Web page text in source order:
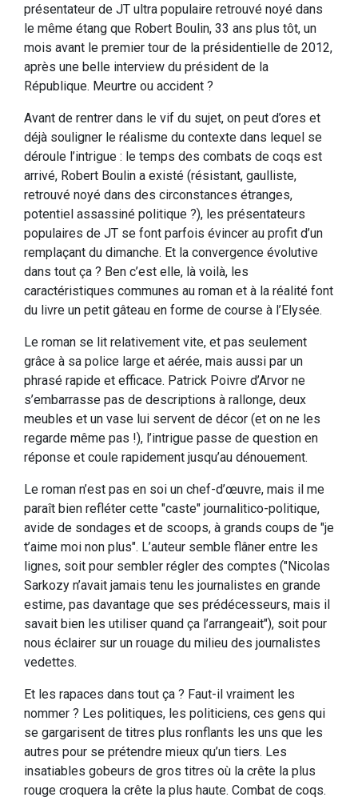
présentateur de JT ultra populaire retrouvé noyé dans
le même étang que Robert Boulin, 33 ans plus tôt, un
mois avant le premier tour de la présidentielle de 2012,
après une belle interview du président de la
République. Meurtre ou accident ?
Avant de rentrer dans le vif du sujet, on peut d’ores et
déjà souligner le réalisme du contexte dans lequel se
déroule l’intrigue : le temps des combats de coqs est
arrivé, Robert Boulin a existé (résistant, gaulliste,
retrouvé noyé dans des circonstances étranges,
potentiel assassiné politique ?), les présentateurs
populaires de JT se font parfois évincer au profit d’un
remplaçant du dimanche. Et la convergence évolutive
dans tout ça ? Ben c’est elle, là voilà, les
caractéristiques communes au roman et à la réalité font
du livre un petit gâteau en forme de course à l’Elysée.
Le roman se lit relativement vite, et pas seulement
grâce à sa police large et aérée, mais aussi par un
phrasé rapide et efficace. Patrick Poivre d’Arvor ne
s’embarrasse pas de descriptions à rallonge, deux
meubles et un vase lui servent de décor (et on ne les
regarde même pas !), l’intrigue passe de question en
réponse et coule rapidement jusqu’au dénouement.
Le roman n’est pas en soi un chef-d’œuvre, mais il me
paraît bien refléter cette "caste" journalitico-politique,
avide de sondages et de scoops, à grands coups de "je
t’aime moi non plus". L’auteur semble flâner entre les
lignes, soit pour sembler régler des comptes ("Nicolas
Sarkozy n’avait jamais tenu les journalistes en grande
estime, pas davantage que ses prédécesseurs, mais il
savait bien les utiliser quand ça l’arrangeait"), soit pour
nous éclairer sur un rouage du milieu des journalistes
vedettes.
Et les rapaces dans tout ça ? Faut-il vraiment les
nommer ? Les politiques, les politiciens, ces gens qui
se gargarisent de titres plus ronflants les uns que les
autres pour se prétendre mieux qu’un tiers. Les
insatiables gobeurs de gros titres où la crête la plus
rouge croquera la crête la plus haute. Combat de coqs.